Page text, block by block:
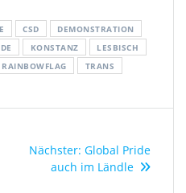
CSD
DEMONSTRATION
KONSTANZ
LESBISCH
RAINBOWFLAG TRANS
Nächster: Nächster
Beitrag:
Global Pride
auch im Ländle